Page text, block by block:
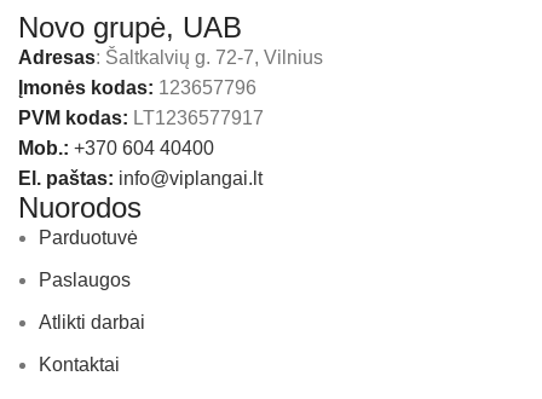
Novo grupė, UAB
Adresas: Šaltkalvių g. 72-7, Vilnius
Įmonės kodas: 123657796
PVM kodas: LT1236577917
Mob.: +370 604 40400
El. paštas: info@viplangai.lt
Nuorodos
Parduotuvė
Paslaugos
Atlikti darbai
Kontaktai